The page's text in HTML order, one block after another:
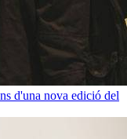
d'una nova edició del